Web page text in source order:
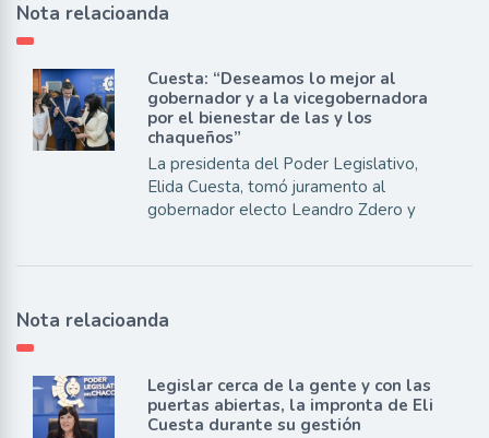
Nota relacioanda
Cuesta: “Deseamos lo mejor al
gobernador y a la vicegobernadora
por el bienestar de las y los
chaqueños”
La presidenta del Poder Legislativo,
Elida Cuesta, tomó juramento al
gobernador electo Leandro Zdero y
Nota relacioanda
Legislar cerca de la gente y con las
puertas abiertas, la impronta de Eli
Cuesta durante su gestión